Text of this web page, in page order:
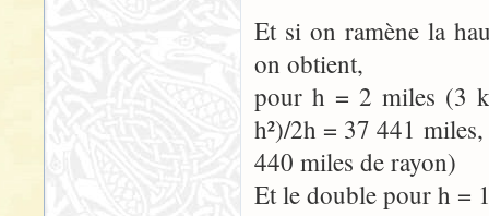
Et si on ramène la
on obtient,
pour h = 2 miles (3
h²)/2h = 37 441
440 miles de rayon)
Et le double pour h =